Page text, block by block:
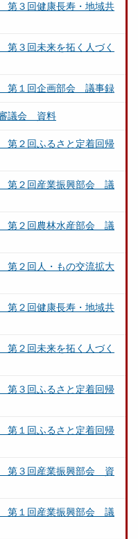
３回健康長寿・地域共
３回未来を拓く人づく
第１回企画部会 議事録
議会 資料
２回ふるさと定着回帰
第２回産業振興部会 議
第２回農林水産部会 議
２回人・もの交流拡大
２回健康長寿・地域共
２回未来を拓く人づく
３回ふるさと定着回帰
１回ふるさと定着回帰
第３回産業振興部会 資
第１回産業振興部会 議